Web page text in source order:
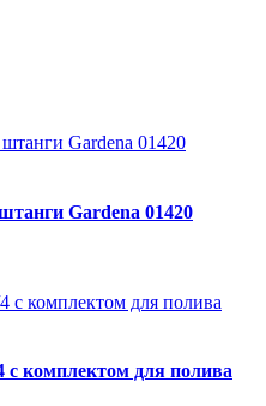
Gardena 01420
с комплектом для полива